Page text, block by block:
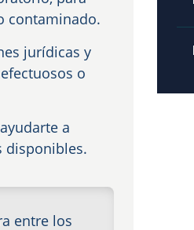
contaminado.
jurídicas y
o
a
disponibles.
entre los